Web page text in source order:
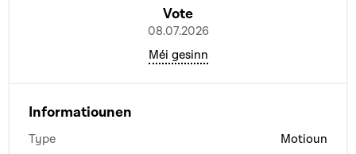
Vote
08.07.2026
Méi gesinn
Informatiounen
Type Motioun